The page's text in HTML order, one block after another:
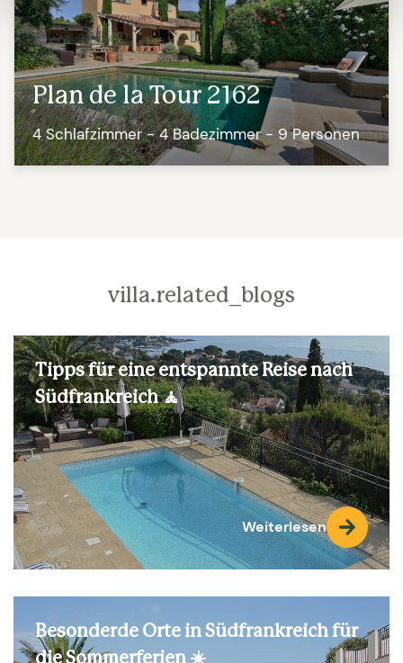
Plan de la Tour 2162
4 Schlafzimmer - 4 Badezimmer - 9 Personen
villa.related_blogs
Tipps für eine entspannte Reise nach
Südfrankreich 🧘
Weiterlesen
Besonderde Orte in Südfrankreich für
die Sommerferien ☀️